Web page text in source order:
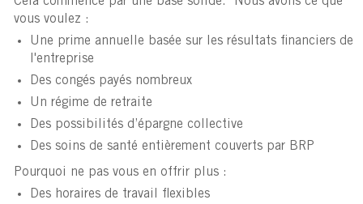
vous voulez :
Une prime annuelle basée sur les résultats financiers de
l'entreprise
Des congés payés nombreux
Un régime de retraite
Des possibilités d’épargne collective
Des soins de santé entièrement couverts par BRP
Pourquoi ne pas vous en offrir plus :
Des horaires de travail flexibles